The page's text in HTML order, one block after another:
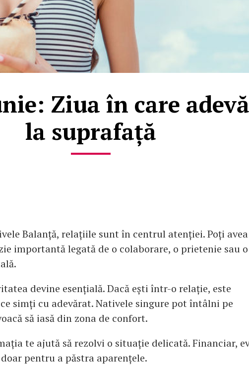
Ziua în care
la suprafață
Balanță, relațiile sunt în centrul atenției. Poți
importantă legată de o colaborare, o prietenie sau o
devine esențială. Dacă ești într-o relație, este
simți cu adevărat. Nativele singure pot întâlni pe
să iasă din zona de confort.
te ajută să rezolvi o situație delicată. Financiar,
pentru a păstra aparențele.